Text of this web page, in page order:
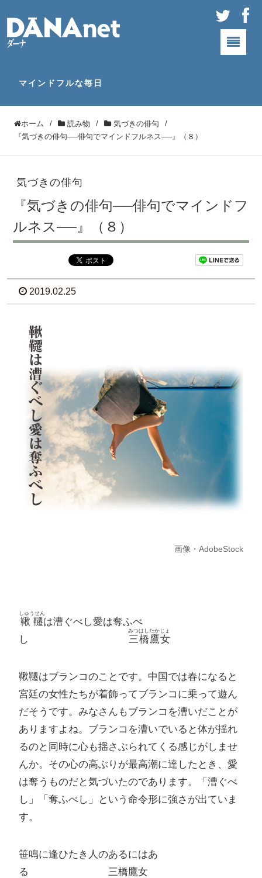
マインドフルな毎日
ホーム / 読み物 / 気づきの俳句
/
『気づきの俳句──俳句でマインドフルネス──』（８）
気づきの俳句
『気づきの俳句──俳句でマインドフ
ルネス──』（８）
2019.02.25
画像・AdobeStock
鞦韆
しゅうせん
は漕ぐべし愛は奪ふべ
し 三橋
みつはし
鷹女
たかじょ
鞦韆はブランコのことです。中国では春になると
宮廷の女性たちが着飾ってブランコに乗って遊ん
だそうです。みなさんもブランコを漕いだことが
ありますよね。ブランコを漕いでいると体が揺れ
るのと同時に心も揺さぶられてくる感じがしませ
んか。その心の高ぶりが最高潮に達したとき、愛
は奪うものだと気づいたのであります。「漕ぐべ
し」「奪ふべし」という命令形に強さが出ていま
す。
笹鳴に逢ひたき人のあるにはあ
る 三橋鷹女